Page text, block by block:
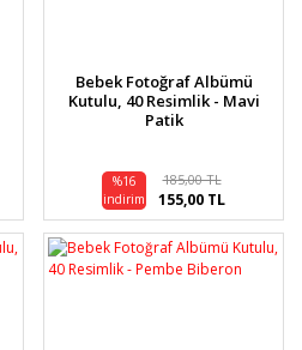
Bebek Fotoğraf Albümü
Kutulu, 40 Resimlik - Mavi
Patik
%16
indirim
185,00 TL
155,00 TL